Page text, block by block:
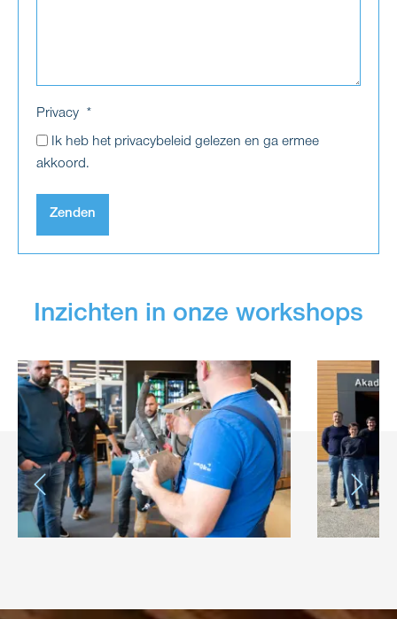
Privacy
Ik heb het privacybeleid gelezen en ga ermee
akkoord.
Zenden
Inzichten in onze workshops